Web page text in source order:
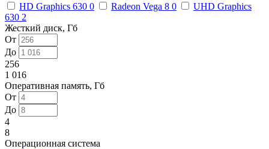
HD Graphics 630 0 Radeon Vega 8 0
UHD Graphics
630 2
Жесткий диск, Гб
От
До
256
1 016
Оперативная память, Гб
От
До
4
8
Операционная система